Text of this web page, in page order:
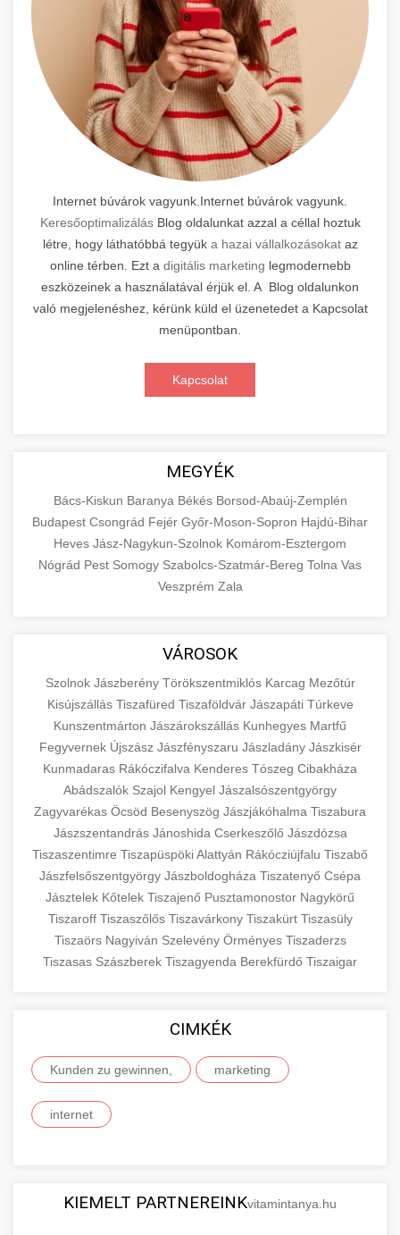
Internet búvárok vagyunk.Internet búvárok vagyunk.
KeresőoptimalizálásBlog oldalunkat azzal a céllal hoztuk
létre, hogy láthatóbbá tegyük a hazai vállalkozásokataz
online térben. Ezt a digitális marketing legmodernebb
eszközeinek a használatával érjük el. A Blog oldalunkon
való megjelenéshez, kérünk küld el üzenetedet a Kapcsolat
menüpontban.
Kapcsolat
MEGYÉK
Bács-Kiskun Baranya Békés Borsod-Abaúj-Zemplén
Budapest Csongrád Fejér Győr-Moson-Sopron Hajdú-Bihar
Heves Jász-Nagykun-Szolnok Komárom-Esztergom
Nógrád Pest Somogy Szabolcs-Szatmár-Bereg Tolna Vas
Veszprém Zala
VÁROSOK
Szolnok Jászberény Törökszentmiklós Karcag Mezőtúr
Kisújszállás Tiszafüred Tiszaföldvár Jászapáti Túrkeve
Kunszentmárton Jászárokszállás Kunhegyes Martfű
Fegyvernek Újszász Jászfényszaru Jászladány Jászkisér
Kunmadaras Rákóczifalva Kenderes Tószeg Cibakháza
Abádszalók Szajol Kengyel Jászalsószentgyörgy
Zagyvarékas Öcsöd Besenyszög Jászjákóhalma Tiszabura
Jászszentandrás Jánoshida Cserkeszőlő Jászdózsa
Tiszaszentimre TiszapüspökiAlattyán Rákócziújfalu Tiszabő
Jászfelsőszentgyörgy Jászboldogháza Tiszatenyő Csépa
Jásztelek Kőtelek Tiszajenő Pusztamonostor Nagykörű
Tiszaroff Tiszaszőlős Tiszavárkony Tiszakürt Tiszasüly
Tiszaörs Nagyiván Szelevény Örményes Tiszaderzs
Tiszasas Szászberek Tiszagyenda Berekfürdő Tiszaigar
CIMKÉK
Kunden zu gewinnen, marketing
internet
KIEMELT PARTNEREINKvitamintanya.hu